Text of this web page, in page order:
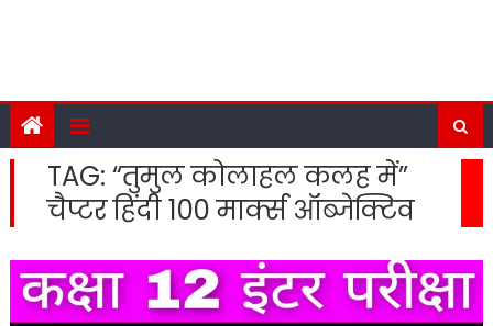
TAG: “तुमुल कोलाहल कलह में”
चैप्टर हिंदी 100 मार्क्स ऑब्जेक्टिव